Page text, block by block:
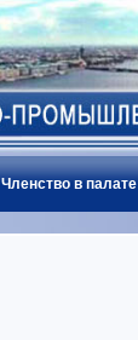
Членство в палате